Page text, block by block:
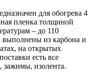
для обогрева 4
пленка толщиной
– до 110
выполнены из карбона и
на открытых
есть все
зажимы, изолента.